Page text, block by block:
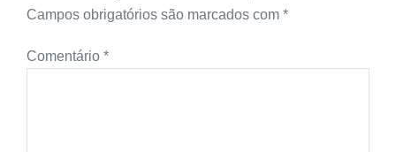
Campos obrigatórios são marcados com *
Comentário *